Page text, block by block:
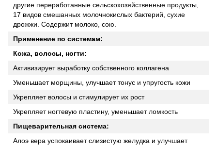
другие переработанные сельскохозяйственные продукты,
17 видов смешанных молочнокислых бактерий, сухие
дрожжи. Содержит молоко, сою.
Применение по системам:
Кожа, волосы, ногти:
Активизирует выработку собственного коллагена
Уменьшает морщины, улучшает тонус и упругость кожи
Укрепляет волосы и стимулирует их рост
Укрепляет ногтевую пластину, уменьшает ломкость
Пищеварительная система:
Алоэ вера успокаивает слизистую желудка и улучшает